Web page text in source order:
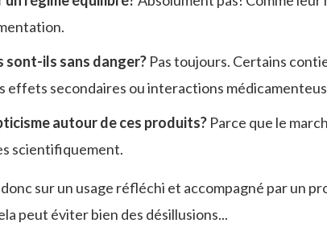
sont-ils sans danger?Pas toujours. Certains
effets secondaires ou interactions
autour de ces produits?Parce que le
scientifiquement.
sur un usage réfléchi et accompagné par un
peut éviter bien des désillusions...